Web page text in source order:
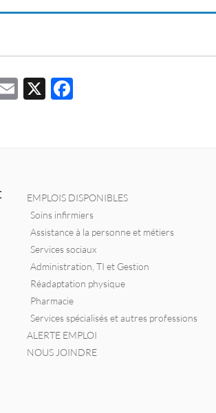
Services spécialisés et autres professions
E
X
o
k
EMPLOIS DISPONIBLES
Soins infirmiers
Assistance à la personne et métiers
Services sociaux
Administration, TI et Gestion
Réadaptation physique
Pharmacie
Services spécialisés et autres professions
ALERTE EMPLOI
NOUS JOINDRE